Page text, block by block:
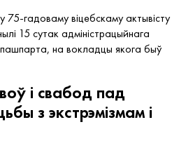
гадоваму віцебскаму актывісту
15 сутак адміністрацыйнага
на вокладцы якога быў
і свабод пад
з экстрэмізмам і